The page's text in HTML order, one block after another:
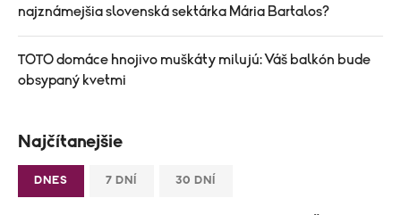
najznámejšia slovenská sektárka Mária Bartalos?
TOTO domáce hnojivo muškáty milujú: Váš balkón bude
obsypaný kvetmi
Najčítanejšie
DNES 7 DNÍ 30 DNÍ